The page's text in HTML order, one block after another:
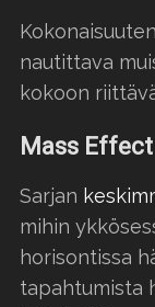
nautittava
kokoon
Mass
Sarjan
mihin
horisontissa
tapahtumista